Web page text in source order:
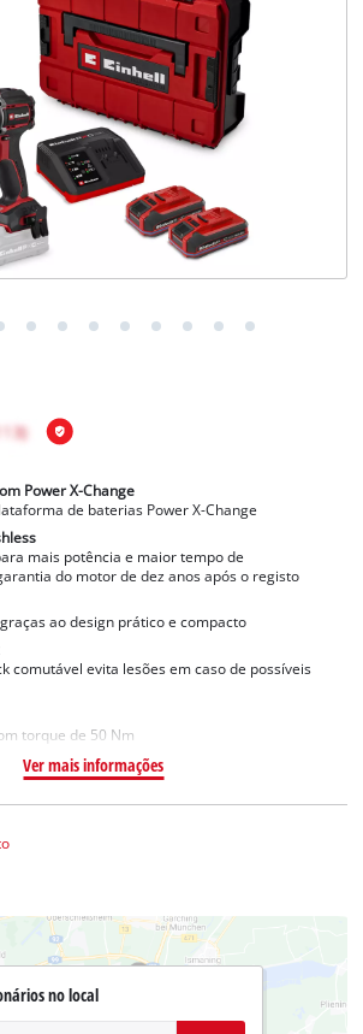
Power X-Change
de baterias Power X-Change
mais potência e maior tempo de
do motor de dez anos após o registo
ao design prático e compacto
comutável evita lesões em caso de possíveis
torque de 50 Nm
Ver mais informações
no local